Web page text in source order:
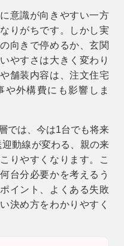
意識が向きやすい一方
りがちです。しかし実
向きで停めるか、玄関
やすさは大きく変わり
舗装内容は、注文住宅
や外構費にも影響しま
では、今は1台でも将来
動線が変わる、親の来
りやすくなります。こ
台分必要かを考えるう
イント、よくある失敗
決め方をわかりやすく
／水曜日）